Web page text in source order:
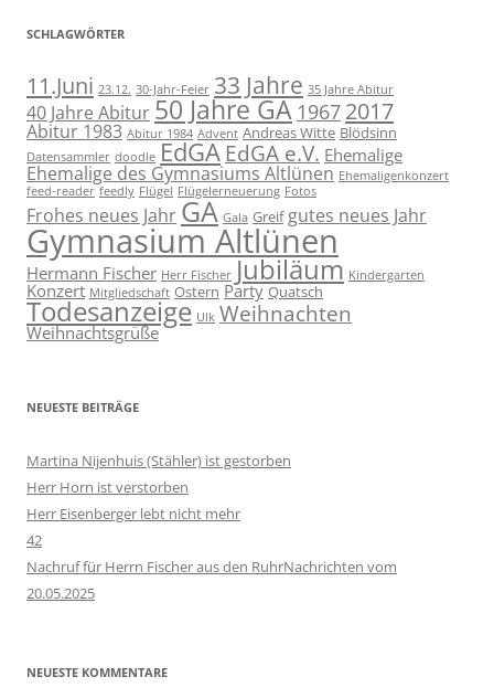
SCHLAGWÖRTER
11.Juni 23.12. 30-Jahr-Feier 33 Jahre 35 Jahre Abitur
40 Jahre Abitur 50 Jahre GA 1967 2017
Abitur 1983 Abitur 1984 Advent Andreas Witte Blödsinn
Datensammler doodle EdGA EdGA e.V. Ehemalige
Ehemalige des Gymnasiums Altlünen Ehemaligenkonzert
feed-reader feedly Flügel Flügelerneuerung Fotos
Frohes neues Jahr GA Gala Greif gutes neues Jahr
Gymnasium Altlünen
Hermann Fischer Herr Fischer Jubiläum Kindergarten
Konzert Mitgliedschaft Ostern Party Quatsch
Todesanzeige Ulk Weihnachten
Weihnachtsgrüße
NEUESTE BEITRÄGE
Martina Nijenhuis (Stähler) ist gestorben
Herr Horn ist verstorben
Herr Eisenberger lebt nicht mehr
42
Nachruf für Herrn Fischer aus den RuhrNachrichten vom
20.05.2025
NEUESTE KOMMENTARE